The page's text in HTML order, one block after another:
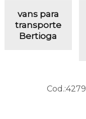
vans para
transporte
Bertioga
Cod.:4279